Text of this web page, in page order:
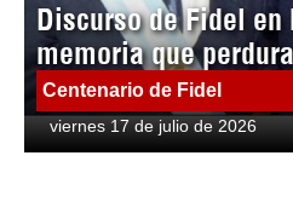
Discurso de Fidel en
memoria que
Centenario de Fidel
viernes 17 de julio de 2026